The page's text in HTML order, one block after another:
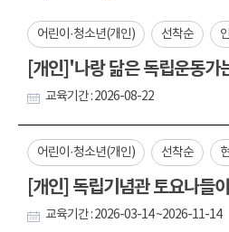
어린이·청소년(개인) 선착순
[개인]'나랑 닮은 독립운동가
교육기간 : 2026-08-22
어린이·청소년(개인) 선착순
[개인] 독립기념관 토요나들이
교육기간 : 2026-03-14 ~2026-11-14